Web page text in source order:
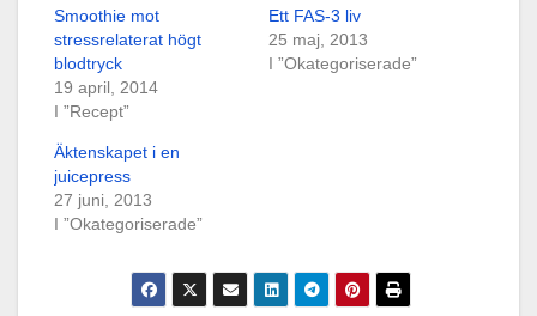
a
t
t
d
e
l
a
T
w
t
t
e
a
t
t
l
F
b
o
k
(
Ö
Smoothie mot
stressrelaterat högt
blodtryck
19 april, 2014
I ”Recept”
Ett FAS-3 liv
25 maj, 2013
I ”Okategoriserade”
Äktenskapet i en
juicepress
27 juni, 2013
I ”Okategoriserade”